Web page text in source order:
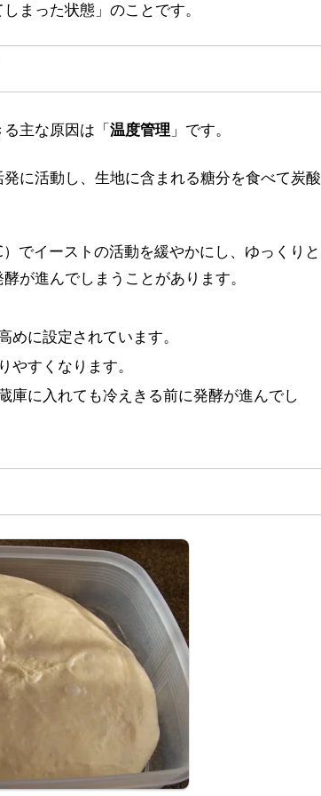
まった状態」のことです。
主な原因は「 温度管理 」です。
に活動し、生地に含まれる糖分を食べて炭酸
でイーストの活動を緩やかにし、ゆっくりと
が進んでしまうことがあります。
めに設定されています。
やすくなります。
庫に入れても冷えきる前に発酵が進んでし